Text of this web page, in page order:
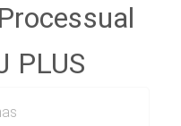
PLUS